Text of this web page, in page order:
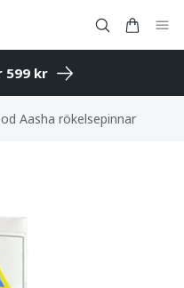
599 kr
Aasha rökelsepinnar